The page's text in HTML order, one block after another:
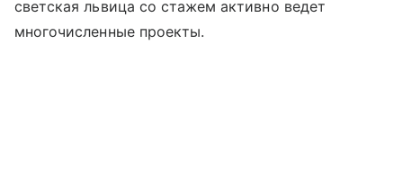
светская львица со стажем активно ведет
многочисленные проекты.